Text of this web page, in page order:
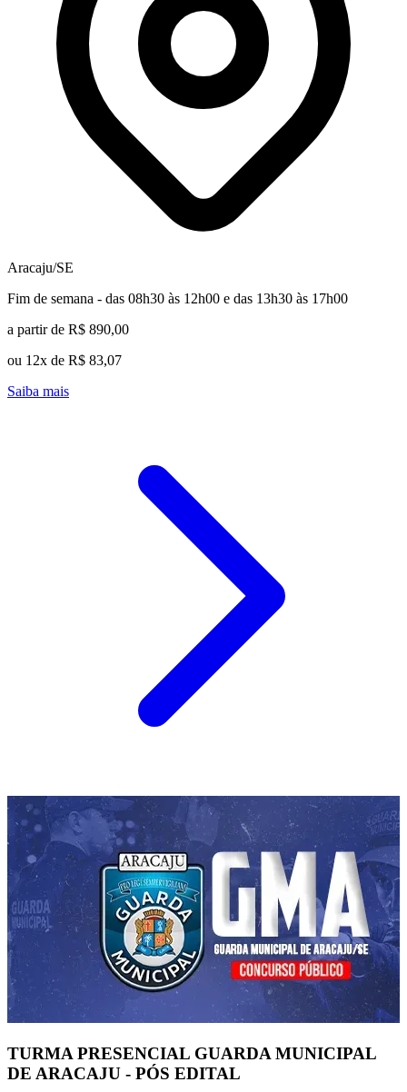
Aracaju/SE
Fim de semana - das 08h30 às 12h00 e das 13h30 às 17h00
a partir de R$ 890,00
ou 12x de R$ 83,07
Saiba mais
TURMA PRESENCIAL GUARDA MUNICIPAL
DE ARACAJU - PÓS EDITAL